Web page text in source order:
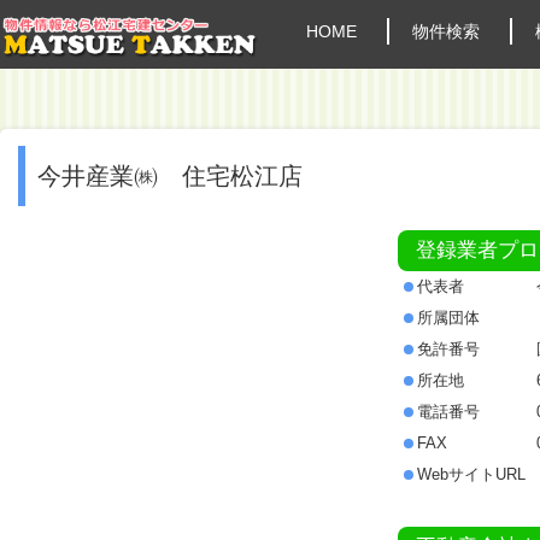
HOME 物件検索
今井産業㈱ 住宅松江店
登録業者プ
代表者
所属団体
免許番号
所在地
電話番号
FAX
WebサイトURL